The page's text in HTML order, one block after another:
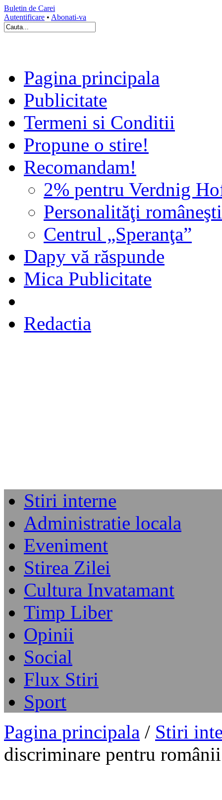
Buletin de Carei
Autentificare • Abonati-va
Pagina principala
Publicitate
Termeni si Conditii
Propune o stire!
Recomandam!
2% pentru Verdnig
Personalităţi româneşti
Centrul „Speranţa”
Dapy vă răspunde
Mica Publicitate
Redactia
Stiri interne
Administratie locala
Eveniment
Stirea Zilei
Cultura Invatamant
Timp Liber
Opinii
Social
Flux Stiri
Sport
Pagina principala / Stiri
discriminare pentru